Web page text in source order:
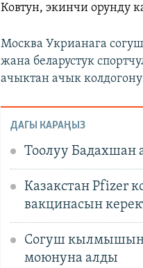
Ковтун, экинчи орунду
Москва Укрианага
жана беларустук
ачыктан ачык
ДАГЫ КАРАҢЫЗ
Тоолуу Бадахшан
Казакстан Pfizer
вакцинасын
Согуш кылмышына
моюнуна алды